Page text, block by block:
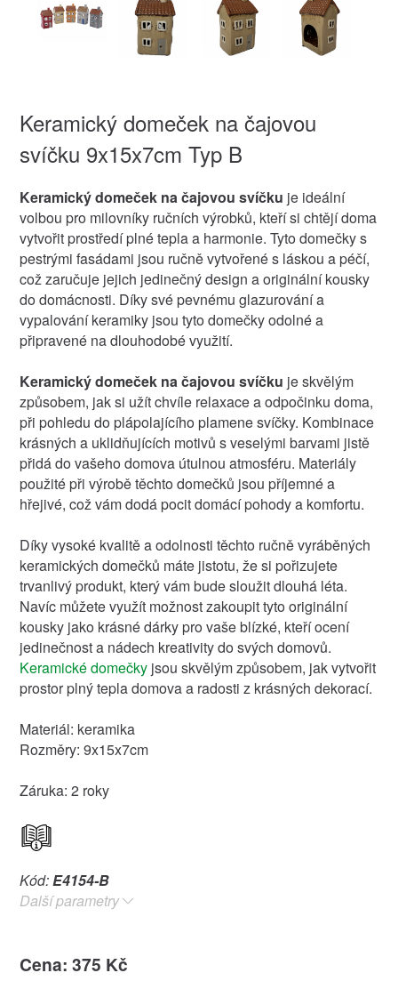
Keramický domeček na čajovou
svíčku 9x15x7cm Typ B
Keramický domeček na čajovou svíčku je ideální
volbou pro milovníky ručních výrobků, kteří si chtějí doma
vytvořit prostředí plné tepla a harmonie. Tyto domečky s
pestrými fasádami jsou ručně vytvořené s láskou a péčí,
což zaručuje jejich jedinečný design a originální kousky
do domácnosti. Díky své pevnému glazurování a
vypalování keramiky jsou tyto domečky odolné a
připravené na dlouhodobé využití.
Keramický domeček na čajovou svíčku je skvělým
způsobem, jak si užít chvíle relaxace a odpočinku doma,
při pohledu do plápolajícího plamene svíčky. Kombinace
krásných a uklidňujících motivů s veselými barvami jistě
přidá do vašeho domova útulnou atmosféru. Materiály
použité při výrobě těchto domečků jsou příjemné a
hřejivé, což vám dodá pocit domácí pohody a komfortu.
Díky vysoké kvalitě a odolnosti těchto ručně vyráběných
keramických domečků máte jistotu, že si pořizujete
trvanlivý produkt, který vám bude sloužit dlouhá léta.
Navíc můžete využít možnost zakoupit tyto originální
kousky jako krásné dárky pro vaše blízké, kteří ocení
jedinečnost a nádech kreativity do svých domovů.
Keramické domečkyjsou skvělým způsobem, jak vytvořit
prostor plný tepla domova a radosti z krásných dekorací.
Materiál: keramika
Rozměry: 9x15x7cm
Záruka: 2 roky
Kód:E4154-B
Další parametry
Cena: 375 Kč